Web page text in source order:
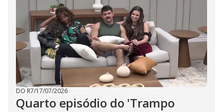
DO R7/17/07/2026
Quarto episódio do 'Trampo